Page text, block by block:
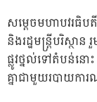
សម្ដេចមហាបវរធិ
និងរដ្ឋមន្ត្រីបរិស្ថា
ផ្លូវថ្នល់ទៅតំបន់នោ
គ្នាជាមួយរបាយក